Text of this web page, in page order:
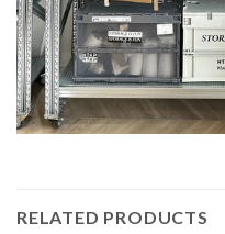
RELATED PRODUCTS